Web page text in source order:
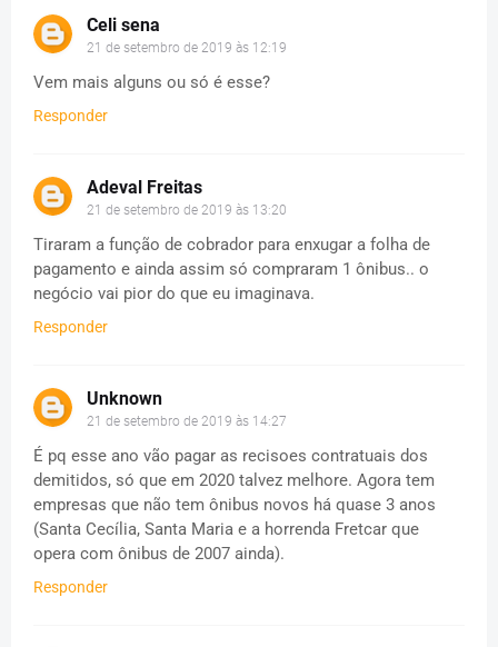
Celi sena
21 de setembro de 2019 às 12:19
Vem mais alguns ou só é esse?
Responder
Adeval Freitas
21 de setembro de 2019 às 13:20
Tiraram a função de cobrador para enxugar a folha de
pagamento e ainda assim só compraram 1 ônibus.. o
negócio vai pior do que eu imaginava.
Responder
Unknown
21 de setembro de 2019 às 14:27
É pq esse ano vão pagar as recisoes contratuais dos
demitidos, só que em 2020 talvez melhore. Agora tem
empresas que não tem ônibus novos há quase 3 anos
(Santa Cecília, Santa Maria e a horrenda Fretcar que
opera com ônibus de 2007 ainda).
Responder